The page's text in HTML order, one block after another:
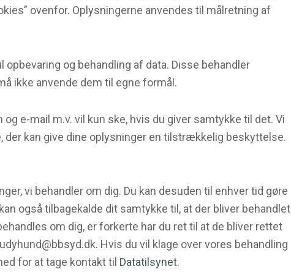
ovenfor. Oplysningerne anvendes til målretning af
og behandling af data. Disse behandler
ikke anvende dem til egne formål.
e-mail m.v. vil kun ske, hvis du giver samtykke til det. Vi
der kan give dine oplysninger en tilstrækkelig beskyttelse.
vi behandler om dig. Du kan desuden til enhver tid gøre
også tilbagekalde dit samtykke til, at der bliver behandlet
om dig, er forkerte har du ret til at de bliver rettet
Hvis du vil klage over vores behandling
for at tage kontakt til Datatilsynet.